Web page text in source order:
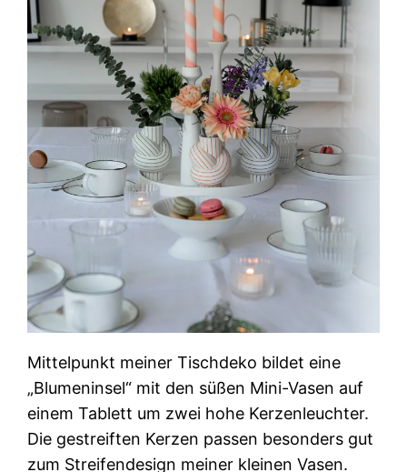
Mittelpunkt meiner Tischdeko bildet eine
„Blumeninsel“ mit den süßen Mini-Vasen auf
einem Tablett um zwei hohe Kerzenleuchter.
Die gestreiften Kerzen passen besonders gut
zum Streifendesign meiner kleinen Vasen.